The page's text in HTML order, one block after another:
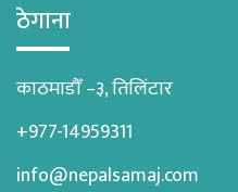
ठेगाना
काठमाडौँ –३, तिलिंटार
+977-14959311
info@nepalsamaj.com